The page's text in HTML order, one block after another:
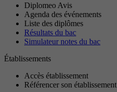
Diplomeo Avis
Agenda des événements
Liste des diplômes
Résultats du bac
Simulateur notes du bac
Établissements
Accès établissement
Référencer son établissement